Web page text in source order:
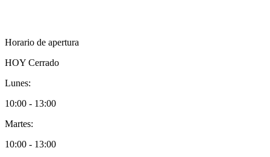
Horario de apertura
HOY Cerrado
Lunes:
10:00 - 13:00
Martes:
10:00 - 13:00